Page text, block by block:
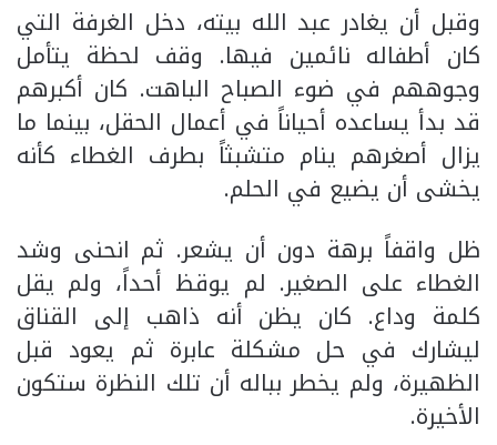
وقبل أن يغادر عبد الله بيته، دخل الغرفة التي
كان أطفاله نائمين فيها. وقف لحظة يتأمل
وجوههم في ضوء الصباح الباهت. كان أكبرهم
قد بدأ يساعده أحياناً في أعمال الحقل، بينما ما
يزال أصغرهم ينام متشبثاً بطرف الغطاء كأنه
يخشى أن يضيع في الحلم.
ظل واقفاً برهة دون أن يشعر. ثم انحنى وشد
الغطاء على الصغير. لم يوقظ أحداً، ولم يقل
كلمة وداع. كان يظن أنه ذاهب إلى القناق
ليشارك في حل مشكلة عابرة ثم يعود قبل
الظهيرة، ولم يخطر بباله أن تلك النظرة ستكون
الأخيرة.